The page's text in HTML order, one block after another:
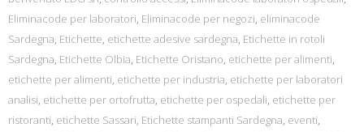
Eliminacode per laboratori, Eliminacode per negozi, eliminacode
Sardegna, Etichette, etichette adesive sardegna, Etichette in rotoli
Sardegna, Etichette Olbia, Etichette Oristano, etichette per alimenti,
etichette per alimenti, etichette per industria, etichette per laboratori
analisi, etichette per ortofrutta, etichette per ospedali, etichette per
ristoranti, etichette Sassari, Etichette stampanti Sardegna, eventi,